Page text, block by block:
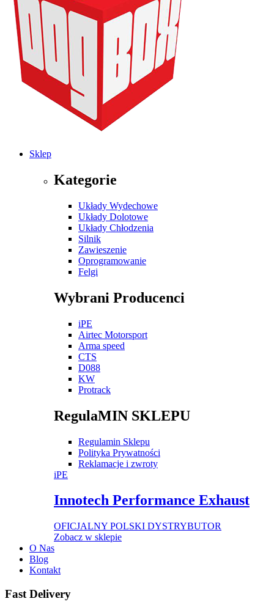
Sklep
Kategorie
Układy Wydechowe
Układy Dolotowe
Układy Chłodzenia
Silnik
Zawieszenie
Oprogramowanie
Felgi
Wybrani Producenci
iPE
Airtec Motorsport
Arma speed
CTS
D088
KW
Protrack
RegulaMIN SKLEPU
Regulamin Sklepu
Polityka Prywatności
Reklamacje i zwroty
iPE
Innotech Performance Exhaust
OFICJALNY POLSKI DYSTRYBUTOR
Zobacz w sklepie
O Nas
Blog
Kontakt
Fast Delivery